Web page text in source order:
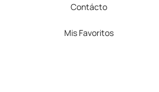
Contácto
Mis Favoritos